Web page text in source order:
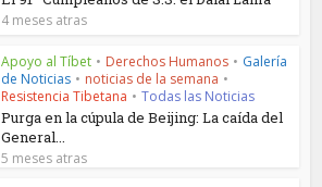
4 meses atras
Apoyo al Tíbet • Derechos Humanos • Galería
de Noticias • noticias de la semana •
Resistencia Tibetana • Todas las Noticias
Purga en la cúpula de Beijing: La caída del
General...
5 meses atras